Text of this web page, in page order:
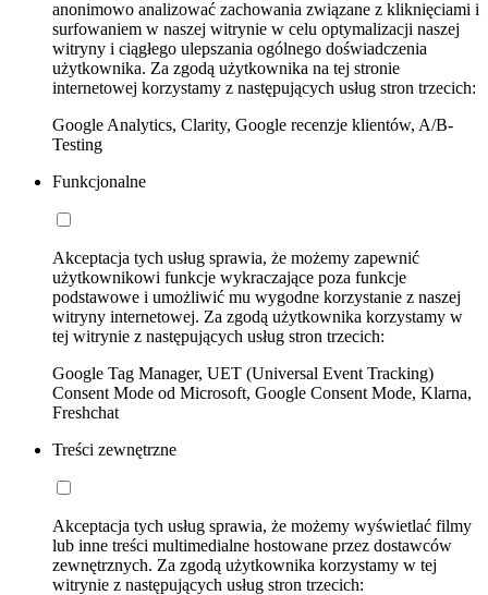
anonimowo analizować zachowania związane z kliknięciami i
surfowaniem w naszej witrynie w celu optymalizacji naszej
witryny i ciągłego ulepszania ogólnego doświadczenia
użytkownika. Za zgodą użytkownika na tej stronie
internetowej korzystamy z następujących usług stron trzecich:
Google Analytics, Clarity, Google recenzje klientów, A/B-
Testing
Funkcjonalne
Akceptacja tych usług sprawia, że możemy zapewnić
użytkownikowi funkcje wykraczające poza funkcje
podstawowe i umożliwić mu wygodne korzystanie z naszej
witryny internetowej. Za zgodą użytkownika korzystamy w
tej witrynie z następujących usług stron trzecich:
Google Tag Manager, UET (Universal Event Tracking)
Consent Mode od Microsoft, Google Consent Mode, Klarna,
Freshchat
Treści zewnętrzne
Akceptacja tych usług sprawia, że możemy wyświetlać filmy
lub inne treści multimedialne hostowane przez dostawców
zewnętrznych. Za zgodą użytkownika korzystamy w tej
witrynie z następujących usług stron trzecich: